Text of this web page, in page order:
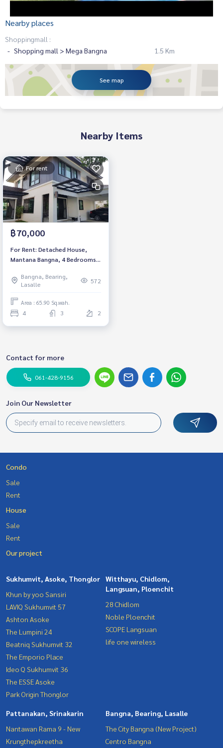
Nearby places
Shoppingmall :
Shopping mall > Mega Bangna
1.5 Km
See map
Nearby Items
For rent
฿70,000
For Rent: Detached House,
Mantana Bangna, 4 Bedrooms
Ready to move in
Bangna, Bearing,
Lasalle
572
Area : 65.90 Sq.wah.
4 3 2
Contact for more
061-428-9156
Join Our Newsletter
Condo
Sale
Rent
House
Sale
Rent
Our project
Sukhumvit, Asoke, Thonglor
Khun by yoo Sansiri
LAVIQ Sukhumvit 57
Ashton Asoke
The Lumpini 24
Beatniq Sukhumvit 32
The Emporio Place
Ideo Q Sukhumvit 36
The ESSE Asoke
Park Origin Thonglor
Witthayu, Chidlom,
Langsuan, Ploenchit
28 Chidlom
Noble Ploenchit
SCOPE Langsuan
life one wireless
Pattanakan, Srinakarin
Nantawan Rama 9 - New
Krungthepkreetha
Bangna, Bearing, Lasalle
The City Bangna (New Project)
Centro Bangna